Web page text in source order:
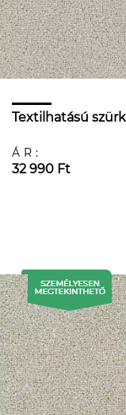
Textilhatású
ÁR:
32 990 Ft